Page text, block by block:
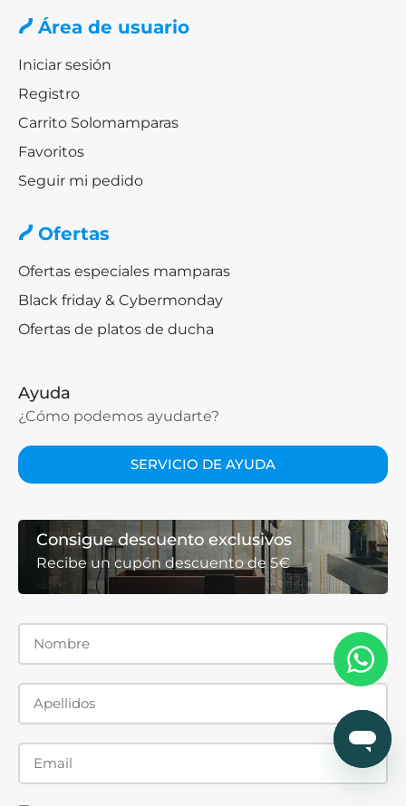
Área de usuario
Iniciar sesión
Registro
Carrito Solomamparas
Favoritos
Seguir mi pedido
Ofertas
Ofertas especiales mamparas
Black friday & Cybermonday
Ofertas de platos de ducha
Ayuda
¿Cómo podemos ayudarte?
SERVICIO DE AYUDA
Consigue descuento exclusivos
Recibe un cupón descuento de 5€